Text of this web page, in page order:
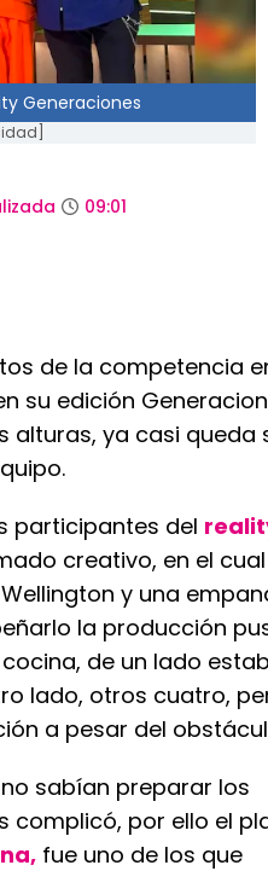
Generaciones
09:01
de la competencia
su edición
alturas, ya casi queda
participantes del
creativo, en el cual
y una
la producción
de un lado
lado, otros cuatro,
a pesar del
sabían preparar los
complicó, por ello el
fue uno de los que